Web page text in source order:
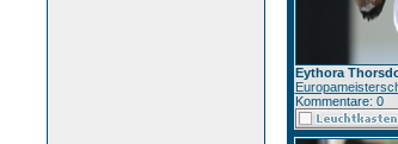
Eythora
Kommentare: 0